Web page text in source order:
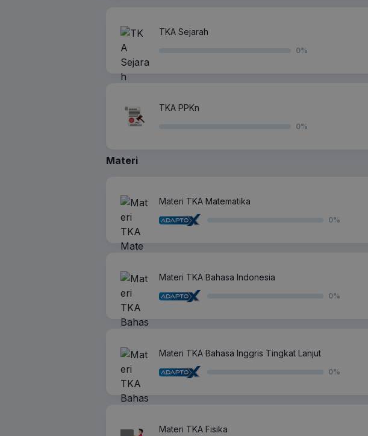
TKA Sejarah
0%
TKA PPKn
0%
Materi
Materi TKA Matematika
0%
Materi TKA Bahasa Indonesia
0%
Materi TKA Bahasa Inggris Tingkat Lanjut
0%
Materi TKA Fisika